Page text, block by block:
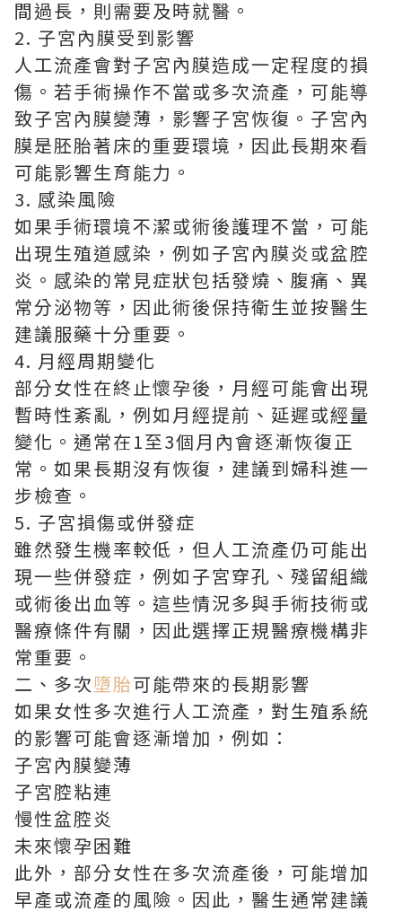
間過長，則需要及時就醫。
2. 子宮內膜受到影響
人工流產會對子宮內膜造成一定程度的損
傷。若手術操作不當或多次流產，可能導
致子宮內膜變薄，影響子宮恢復。子宮內
膜是胚胎著床的重要環境，因此長期來看
可能影響生育能力。
3. 感染風險
如果手術環境不潔或術後護理不當，可能
出現生殖道感染，例如子宮內膜炎或盆腔
炎。感染的常見症狀包括發燒、腹痛、異
常分泌物等，因此術後保持衛生並按醫生
建議服藥十分重要。
4. 月經周期變化
部分女性在終止懷孕後，月經可能會出現
暫時性紊亂，例如月經提前、延遲或經量
變化。通常在1至3個月內會逐漸恢復正
常。如果長期沒有恢復，建議到婦科進一
步檢查。
5. 子宮損傷或併發症
雖然發生機率較低，但人工流產仍可能出
現一些併發症，例如子宮穿孔、殘留組織
或術後出血等。這些情況多與手術技術或
醫療條件有關，因此選擇正規醫療機構非
常重要。
二、多次墮胎可能帶來的長期影響
如果女性多次進行人工流產，對生殖系統
的影響可能會逐漸增加，例如：
子宮內膜變薄
子宮腔粘連
慢性盆腔炎
未來懷孕困難
此外，部分女性在多次流產後，可能增加
早產或流產的風險。因此，醫生通常建議